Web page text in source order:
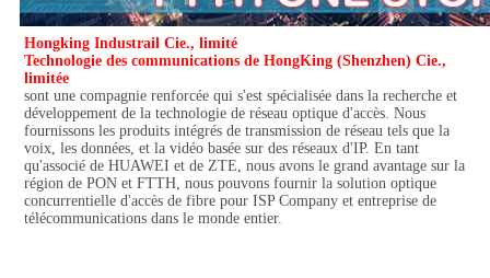
Hongking Industrail Cie., limité
Technologie des communications de HongKing (Shenzhen) Cie.,
limitée
sont une compagnie renforcée qui s'est spécialisée dans la recherche et
développement de la technologie de réseau optique d'accès. Nous
fournissons les produits intégrés de transmission de réseau tels que la
voix, les données, et la vidéo basée sur des réseaux d'IP. En tant
qu'associé de HUAWEI et de ZTE, nous avons le grand avantage sur la
région de PON et FTTH, nous pouvons fournir la solution optique
concurrentielle d'accès de fibre pour ISP Company et entreprise de
télécommunications dans le monde entier.